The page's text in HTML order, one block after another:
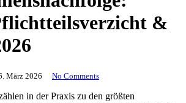
&
März 2026 No Comments
in der Praxis zu den größten